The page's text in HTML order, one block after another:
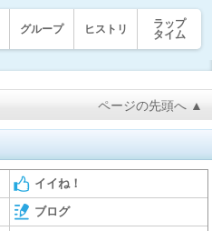
グループ ヒストリ
ラップ
タイム
ページの先頭へ ▲
イイね！
ブログ